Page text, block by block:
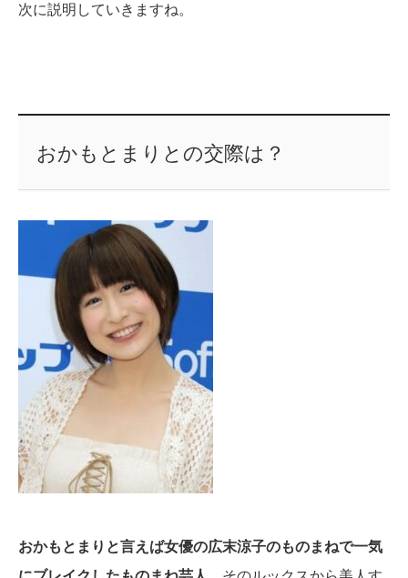
次に説明していきますね。
おかもとまりとの交際は？
おかもとまりと言えば女優の広末涼子のものまねで一気